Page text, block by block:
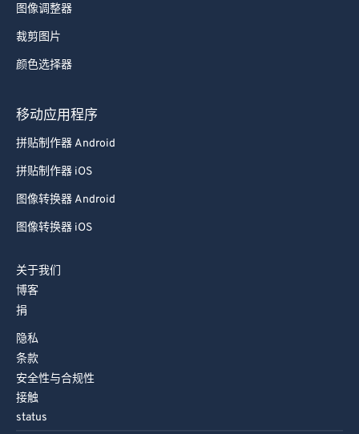
图像调整器
裁剪图片
颜色选择器
移动应用程序
拼贴制作器 Android
拼贴制作器 iOS
图像转换器 Android
图像转换器 iOS
关于我们
博客
捐
隐私
条款
安全性与合规性
接触
status